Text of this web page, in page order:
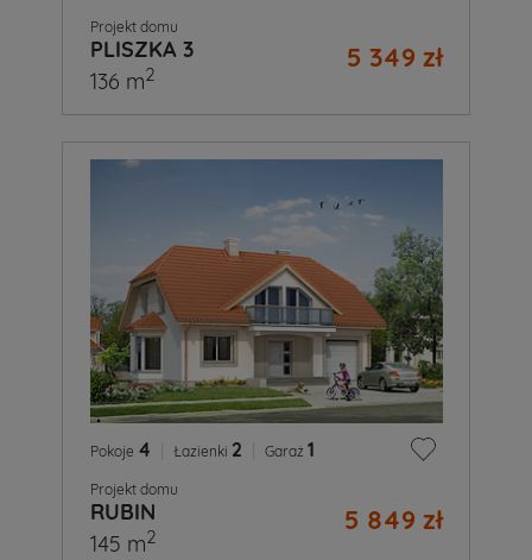
Projekt domu
PLISZKA 3 5 349 zł
136 m2
Pokoje 4 Łazienki 2 Garaż 1
Projekt domu
RUBIN 5 849 zł
145 m2